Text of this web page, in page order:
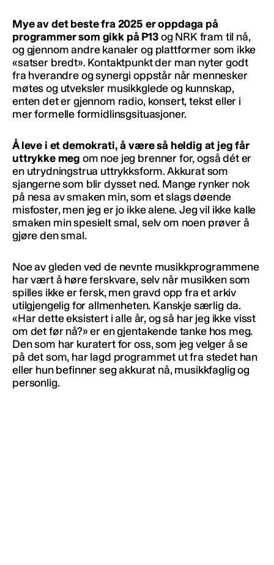
Mye av det beste fra 2025 er oppdaga på
programmer som gikk på P13og NRK fram til nå,
og gjennom andre kanaler og plattformer som ikke
«satser bredt». Kontaktpunkt der man nyter godt
fra hverandre og synergi oppstår når mennesker
møtes og utveksler musikkglede og kunnskap,
enten det er gjennom radio, konsert, tekst eller i
mer formelle formidlinsgsituasjoner.
Å leve i et demokrati, å være så heldig at jeg får
uttrykke meg om noe jeg brenner for, også dét er
en utrydningstrua uttrykksform. Akkurat som
sjangerne som blir dysset ned. Mange rynker nok
på nesa av smaken min, som et slags døende
misfoster, men jeg er jo ikke alene. Jeg vil ikke kalle
smaken min spesielt smal, selv om noen prøver å
gjøre den smal.
Noe av gleden ved de nevnte musikkprogrammene
har vært å høre ferskvare, selv når musikken som
spilles ikke er fersk, men gravd opp fra et arkiv
utilgjengelig for allmenheten. Kanskje særlig da.
«Har dette eksistert i alle år, og så har jeg ikke visst
om det før nå?» er en gjentakende tanke hos meg.
Den som har kuratert for oss, som jeg velger å se
på det som, har lagd programmet ut fra stedet han
eller hun befinner seg akkurat nå, musikkfaglig og
personlig.